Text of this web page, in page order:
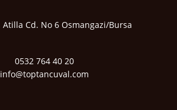
Cd. No 6 Osmangazi/Bursa
0532 764 40 20
info@toptancuval.com